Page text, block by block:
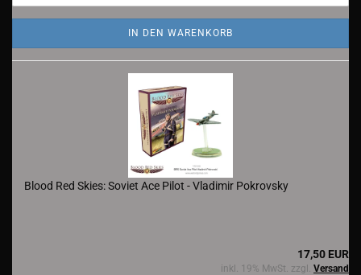
IN DEN WARENKORB
Blood Red Skies: Soviet Ace Pilot - Vladimir Pokrovsky
17,50 EUR
inkl. 19% MwSt. zzgl. Versand